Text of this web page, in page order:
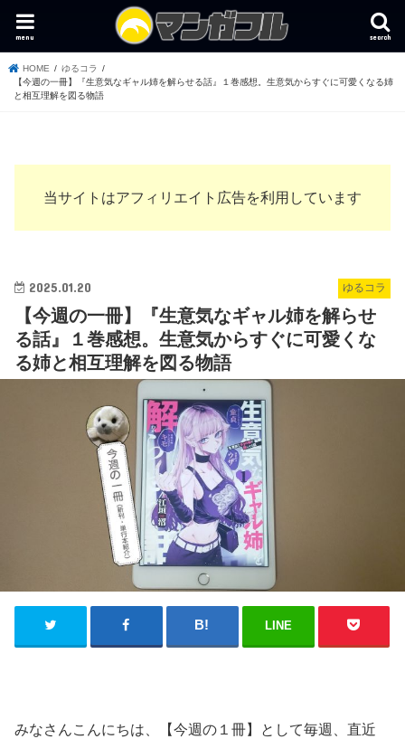
search
menu
HOME
ゆるコラ
【今週の一冊】『生意気なギャル姉を解らせる話』１巻感想。生意気からすぐに可愛くなる姉
と相互理解を図る物語
当サイトはアフィリエイト広告を利用しています
ゆるコラ
2025.01.20
【今週の一冊】『生意気なギャル姉を解らせ
る話』１巻感想。生意気からすぐに可愛くな
る姉と相互理解を図る物語
LINE
みなさんこんにちは、【今週の１冊】として毎週、直近